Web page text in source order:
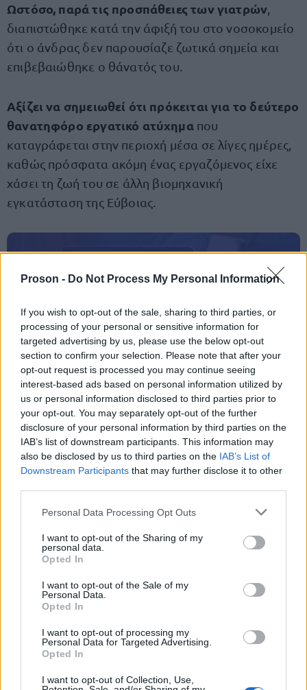
Proson - Do Not Process My Personal Information
If you wish to opt-out of the sale, sharing to third parties, or
processing of your personal or sensitive information for
targeted advertising by us, please use the below opt-out
section to confirm your selection. Please note that after your
opt-out request is processed you may continue seeing
interest-based ads based on personal information utilized by
us or personal information disclosed to third parties prior to
your opt-out. You may separately opt-out of the further
disclosure of your personal information by third parties on the
IAB’s list of downstream participants. This information may
also be disclosed by us to third parties on the IAB’s List of
Downstream Participants that may further disclose it to other
Please note that this website/app uses one or more Google
not limited to your visit or usage behaviour. You may click to
grant or deny consent to Google and its third-party tags to
use your data for below specified purposes in below Google
consent section.
Personal Data Processing Opt Outs
I want to opt-out of the Sharing of my
personal data.
Opted In
I want to opt-out of the Sale of my
Personal Data.
Opted In
I want to opt-out of processing my
Personal Data for Targeted Advertising.
Opted In
I want to opt-out of Collection, Use,
Ωστόσο, παρά τις προσπάθειες των γιατρών
διαπιστώθηκε κατά την άφιξή του στο νοσοκομείο
ότι ο άνδρας δεν παρουσίαζε ζωτικά σημεία και
επιβεβαιώθηκε ο θάνατός του.
Αξίζει να σημειωθεί ότι πρόκειται για το δεύτερο
θανατηφόρο εργατικό ατύχημα που
καταγράφεται στην περιοχή μέσα σε λίγες ημέρες,
καθώς πρόσφατα ακόμη ένας εργαζόμενος είχε
χάσει τη ζωή του σε άλλη βιομηχανική
εγκατάσταση της Εύβοιας.
μόνο 2 ημέρες στα χέρια σας
ΑΣΕΠ: Εξ αποστάσεως η πιο Εύκολη
Πιστοποίηση Υπολογιστών σε 2
μέρες
ειδήσεις.
Βάλε το proson.gr στα αποτελέσματα
αναζήτησης της Google
Δημοφιλείς Ειδήσεις